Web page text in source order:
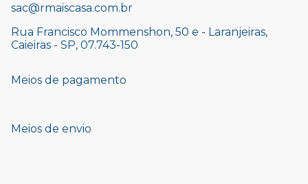
sac@rmaiscasa.com.br
Rua Francisco Mommenshon, 50 e - Laranjeiras,
Caieiras - SP, 07.743-150
Meios de pagamento